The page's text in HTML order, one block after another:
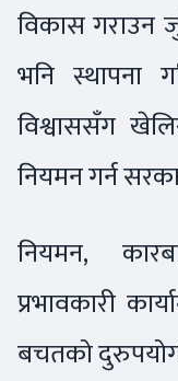
विकास गराउन
भनि स्थापना
विश्वाससँग
नियमन गर्न
नियमन,
प्रभावकारी
बचतको